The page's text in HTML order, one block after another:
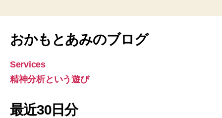
おかもとあみのブログ
Services
精神分析という遊び
最近30日分